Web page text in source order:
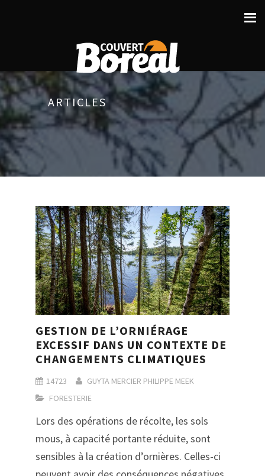
ARTICLES
GESTION DE L’ORNIÉRAGE
EXCESSIF DANS UN CONTEXTE DE
CHANGEMENTS CLIMATIQUES
14723 GUYTA MERCIER PHILIPPE MEEK
FORESTERIE
Lors des opérations de récolte, les sols
mous, à capacité portante réduite, sont
sensibles à la création d’ornières. Celles-ci